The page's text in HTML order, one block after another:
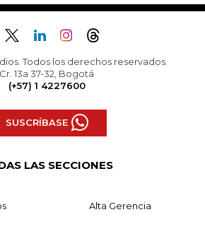
Todos los derechos reservados.
Cr. 13a 37-32, Bogotá
(+57) 1 4227600
SUSCRÍBASE
LAS SECCIONES
Alta Gerencia